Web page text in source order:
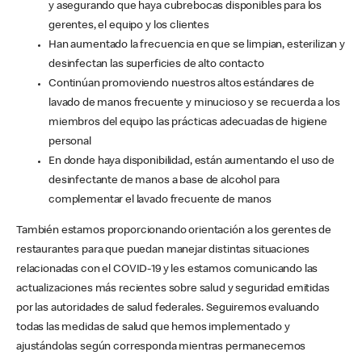
y asegurando que haya cubrebocas disponibles para los
gerentes, el equipo y los clientes
Han aumentado la frecuencia en que se limpian, esterilizan y
desinfectan las superficies de alto contacto
Continúan promoviendo nuestros altos estándares de
lavado de manos frecuente y minucioso y se recuerda a los
miembros del equipo las prácticas adecuadas de higiene
personal
En donde haya disponibilidad, están aumentando el uso de
desinfectante de manos a base de alcohol para
complementar el lavado frecuente de manos
También estamos proporcionando orientación a los gerentes de
restaurantes para que puedan manejar distintas situaciones
relacionadas con el COVID-19 y les estamos comunicando las
actualizaciones más recientes sobre salud y seguridad emitidas
por las autoridades de salud federales. Seguiremos evaluando
todas las medidas de salud que hemos implementado y
ajustándolas según corresponda mientras permanecemos